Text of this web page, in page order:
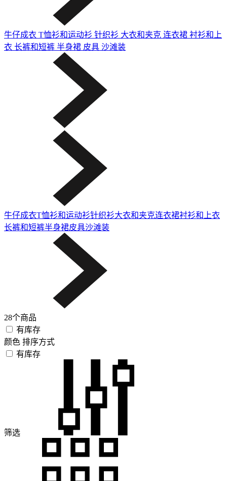
牛仔成衣 T恤衫和运动衫 针织衫 大衣和夹克 连衣裙 衬衫和上
衣 长裤和短裤 半身裙 皮具 沙滩装
牛仔成衣T恤衫和运动衫针织衫大衣和夹克连衣裙衬衫和上衣
长裤和短裤半身裙皮具沙滩装
28个商品
有库存
颜色 排序方式
有库存
筛选